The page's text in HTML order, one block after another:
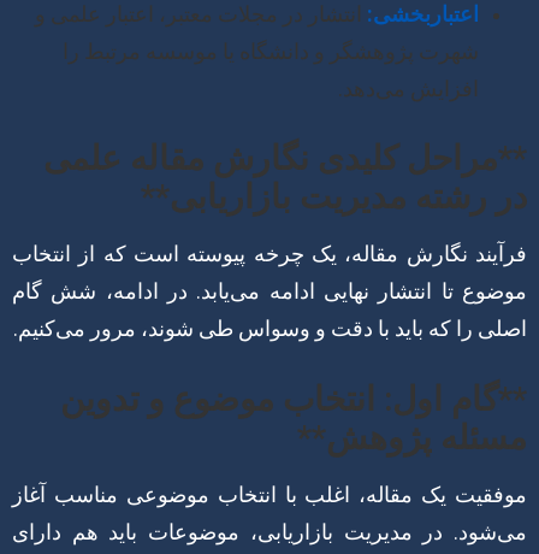
اعتباربخشی: انتشار در مجلات معتبر، اعتبار علمی و
شهرت پژوهشگر و دانشگاه یا موسسه مرتبط را
افزایش می‌دهد.
**مراحل کلیدی نگارش مقاله علمی
در رشته مدیریت بازاریابی**
فرآیند نگارش مقاله، یک چرخه پیوسته است که از انتخاب
موضوع تا انتشار نهایی ادامه می‌یابد. در ادامه، شش گام
اصلی را که باید با دقت و وسواس طی شوند، مرور می‌کنیم.
**گام اول: انتخاب موضوع و تدوین
مسئله پژوهش**
موفقیت یک مقاله، اغلب با انتخاب موضوعی مناسب آغاز
می‌شود. در مدیریت بازاریابی، موضوعات باید هم دارای